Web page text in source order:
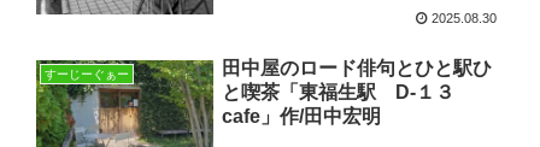
2025.08.30
すーじーぐぁー
田中屋のロード俳句とひと駅ひ
と喫茶「東福生駅 D‐１３
cafe」作/田中宏明